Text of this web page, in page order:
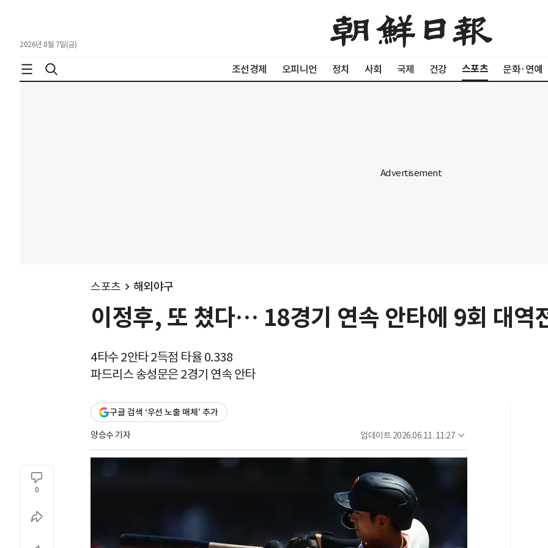
2026년 8월 7일(금)
조선경제 오피니언 정치 사회 국제 건강 스포츠 문화·연예
스포츠 해외야구
이정후, 또 쳤다… 18경기 연속 안타에 9회 대역
4타수 2안타 2득점 타율 0.338
파드리스 송성문은 2경기 연속 안타
구글 검색 ‘우선 노출 매체’ 추가
양승수 기자 업데이트 2026.06.11. 11:27
0